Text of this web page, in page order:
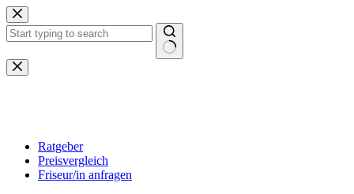
Zum
Inhalt
springen
Keine
Ergebnisse
Ratgeber
Preisvergleich
Friseur/in anfragen